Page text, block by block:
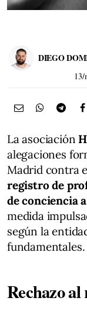
DIEGO
13/
La asociación
alegaciones
Madrid contra
registro de
de conciencia
medida
según la
fundamentales.
Rechazo